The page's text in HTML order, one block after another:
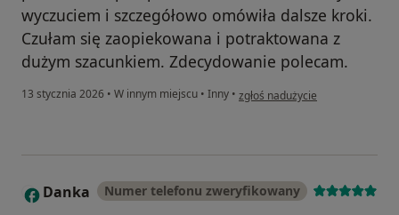
wyczuciem i szczegółowo omówiła dalsze kroki.
Czułam się zaopiekowana i potraktowana z
dużym szacunkiem. Zdecydowanie polecam.
13 stycznia 2026 • W innym miejscu • Inny • w opinii użytkownika Milena
zgłoś nadużycie
D Danka Numer telefonu zweryfikowany